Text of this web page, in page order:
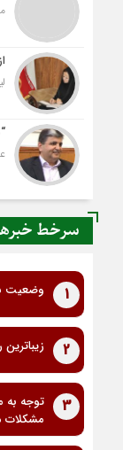
سرخط
1 وضعیت
2 زیباترین
3
توجه به
مشکلات